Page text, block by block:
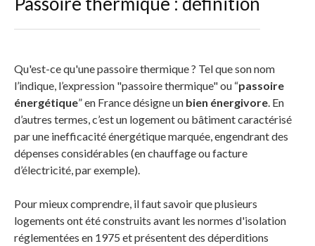
Qu'est-ce qu'une passoire thermique ? Tel que son nom
l’indique, l’expression "passoire thermique" ou “passoire
énergétique” en France désigne un bien énergivore. En
d’autres termes, c’est un logement ou bâtiment caractérisé
par une inefficacité énergétique marquée, engendrant des
dépenses considérables (en chauffage ou facture
d’électricité, par exemple).
Pour mieux comprendre, il faut savoir que plusieurs
logements ont été construits avant les normes d'isolation
réglementées en 1975 et présentent des déperditions